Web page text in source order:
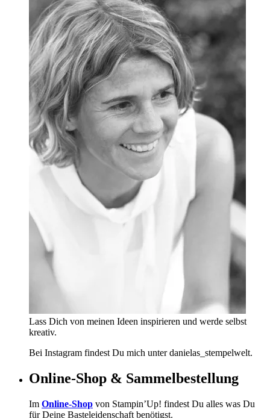
Lass Dich von meinen Ideen inspirieren und werde selbst
kreativ.
Bei Instagram findest Du mich unter danielas_stempelwelt.
Online-Shop & Sammelbestellung
Im Online-Shop von Stampin’Up! findest Du alles was Du
für Deine Basteleidenschaft benötigst.